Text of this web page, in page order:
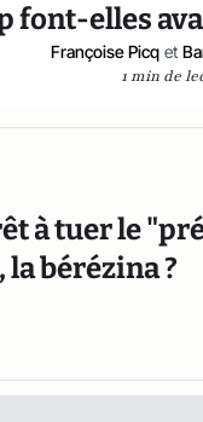
font-elles
Françoise Picq et
1 min de
à tuer le
bérézina ?